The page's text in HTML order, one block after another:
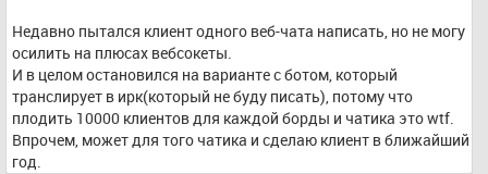
Недавно пытался клиент одного веб-чата написать, но не могу
осилить на плюсах вебсокеты.
И в целом остановился на варианте с ботом, который
транслирует в ирк(который не буду писать), потому что
плодить 10000 клиентов для каждой борды и чатика это wtf.
Впрочем, может для того чатика и сделаю клиент в ближайший
год.